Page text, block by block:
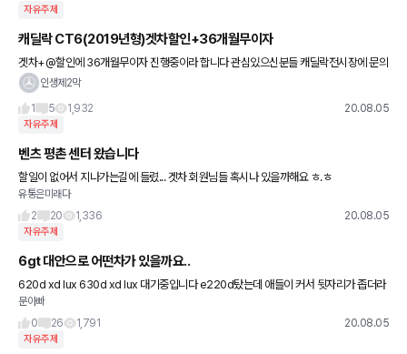
자유주제
캐딜락 CT6(2019년형)겟차할인+36개월무이자
겟차+@할인에 36개월무이자 진행중이라 합니다 관심있으신분들 캐딜락전시장에 문의
해보세요.인생제2막
1
5 1,932 20.08.05
자유주제
벤츠 평촌 센터 왔습니다
할일이 없어서 지나가는길에 들렸... 겟차 회원님들 혹시나 있을까해요 ㅎ.ㅎ
유통은미래다
2
20 1,336 20.08.05
자유주제
6gt 대안으로 어떤차가 있을까요..
620d xd lux 630d xd lux 대기중입니다 e220d탔는데 애들이 커서 뒷자리가 좁더라
고요.. 고1 큰애가 181 초6 작은애가 170정도.. 제가 타는 펠리세이드 한대있습니다 아내
차
문아빠
0
26 1,791 20.08.05
자유주제